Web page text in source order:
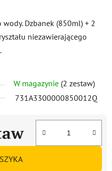
wody. Dzbanek (850ml) + 2
niezawierającego
W magazynie (2 zestaw)
731A3300000850012Q